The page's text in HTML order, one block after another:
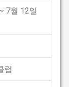
7월 12일
럽